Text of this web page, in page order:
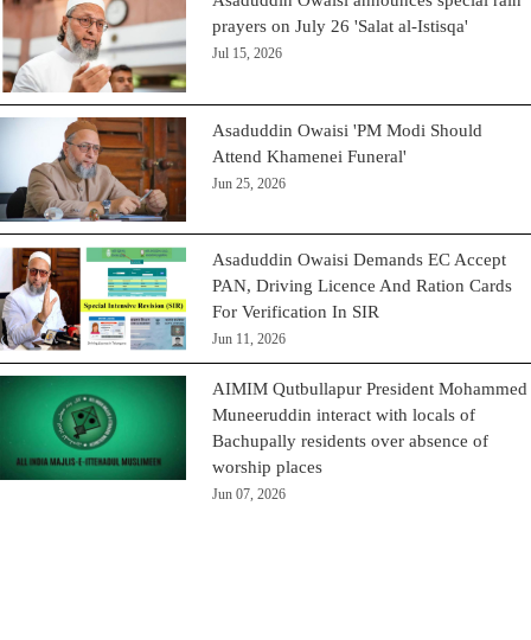
prayers on July 26 'Salat al-Istisqa'
Jul 15, 2026
Asaduddin Owaisi 'PM Modi Should
Attend Khamenei Funeral'
Jun 25, 2026
Asaduddin Owaisi Demands EC Accept
PAN, Driving Licence And Ration Cards
For Verification In SIR
Jun 11, 2026
AIMIM Qutbullapur President Mohammed
Muneeruddin interact with locals of
Bachupally residents over absence of
worship places
Jun 07, 2026